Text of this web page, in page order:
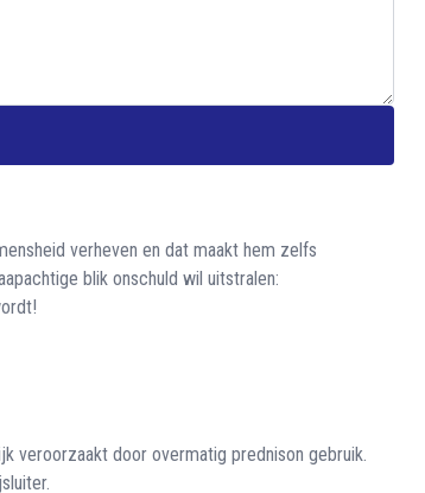
verheven en dat maakt hem zelfs
blik onschuld wil uitstralen:
veroorzaakt door overmatig prednison gebruik.